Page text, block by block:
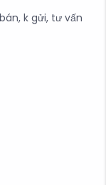
k gửi, tư vấn